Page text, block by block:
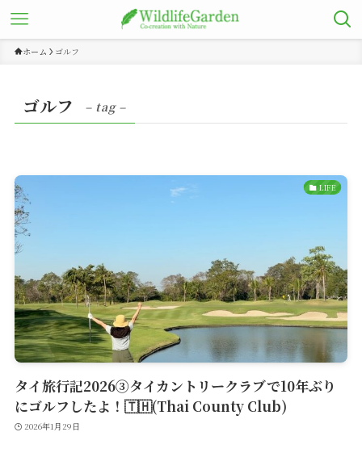
ホーム ゴルフ
ゴルフ – tag –
LIFE
タイ旅行記2026③タイカントリークラブで10年ぶり
にゴルフしたよ！🇹🇭(Thai County Club)
2026年1月29日